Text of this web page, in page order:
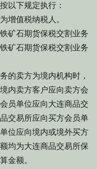
下规定执行：
值税纳税人。
石期货保税交割业务
矿石期货保税交割业务
卖方为境内机构时，
内卖方客户应向卖方会
员单位应向大连商品交
交易所应向买方会员单
位应向境内或境外买方
均为大连商品交易所保
金额。